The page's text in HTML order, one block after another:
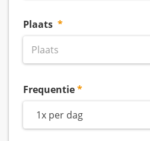
Plaats
Frequentie
1x per dag